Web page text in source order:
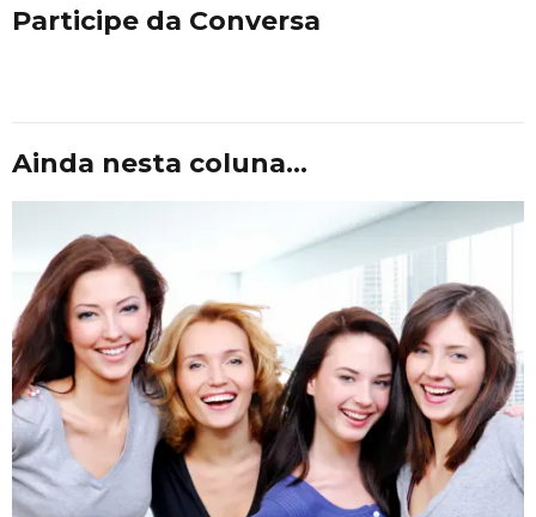
Participe da Conversa
Ainda nesta coluna...